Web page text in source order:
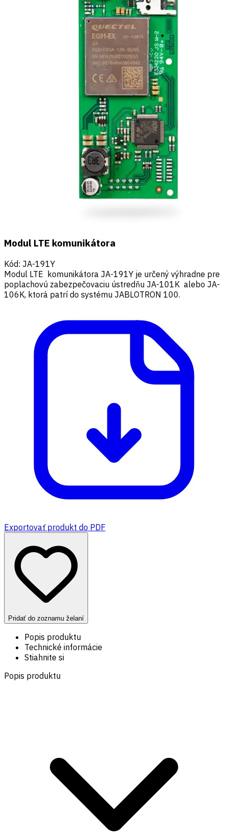
Modul LTE komunikátora
Kód: JA-191Y
Modul LTE komunikátora JA-191Y je určený výhradne pre
poplachovú zabezpečovaciu ústredňu JA-101K alebo JA-
106K, ktorá patrí do systému JABLOTRON 100.
Exportovať produkt do PDF
Pridať do zoznamu želaní
Popis produktu
Technické informácie
Stiahnite si
Popis produktu